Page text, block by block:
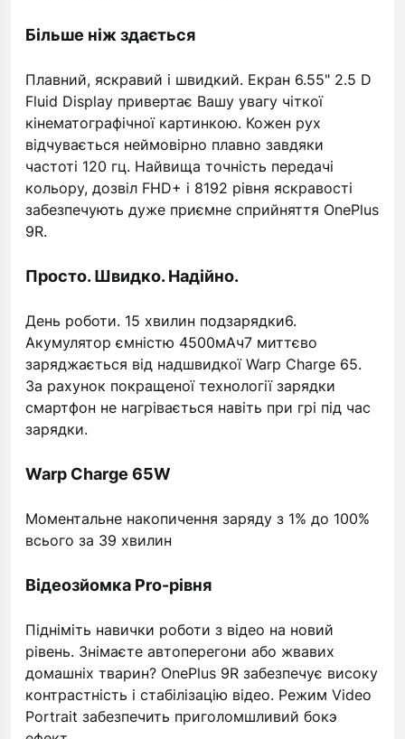
Більше ніж здається
Плавний, яскравий і швидкий. Екран 6.55" 2.5 D
Fluid Display привертає Вашу увагу чіткої
кінематографічної картинкою. Кожен рух
відчувається неймовірно плавно завдяки
частоті 120 гц. Найвища точність передачі
кольору, дозвіл FHD+ і 8192 рівня яскравості
забезпечують дуже приємне сприйняття OnePlus
9R.
Просто. Швидко. Надійно.
День роботи. 15 хвилин подзарядки6.
Акумулятор ємністю 4500мАч7 миттєво
заряджається від надшвидкої Warp Charge 65.
За рахунок покращеної технології зарядки
смартфон не нагрівається навіть при грі під час
зарядки.
Warp Charge 65W
Моментальне накопичення заряду з 1% до 100%
всього за 39 хвилин
Відеозйомка Pro-рівня
Підніміть навички роботи з відео на новий
рівень. Знімаєте автоперегони або жвавих
домашніх тварин? OnePlus 9R забезпечує високу
контрастність і стабілізацію відео. Режим Video
Portrait забезпечить приголомшливий бокэ